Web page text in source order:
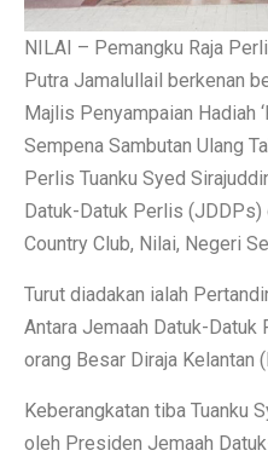
NILAI – Pemangku Raja
Putra Jamalullail berkenan
Majlis Penyampaian Hadiah
Sempena Sambutan Ulang
Perlis Tuanku Syed
Datuk-Datuk Perlis (JDDPs)
Country Club, Nilai, Negeri
Turut diadakan ialah
Antara Jemaah Datuk-
orang Besar Diraja Kelantan
Keberangkatan tiba Tuanku
oleh Presiden Jemaah